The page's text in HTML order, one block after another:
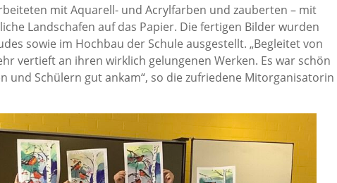
mit Aquarell- und Acrylfarben und zauberten – mit
Landschafen auf das Papier. Die fertigen Bilder wurden
sowie im Hochbau der Schule ausgestellt. „Begleitet von
vertieft an ihren wirklich gelungenen Werken. Es war schön
und Schülern gut ankam“, so die zufriedene Mitorganisatorin